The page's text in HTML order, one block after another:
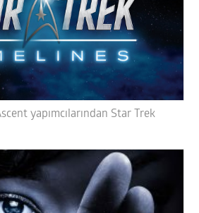
yapımcılarından Star Trek